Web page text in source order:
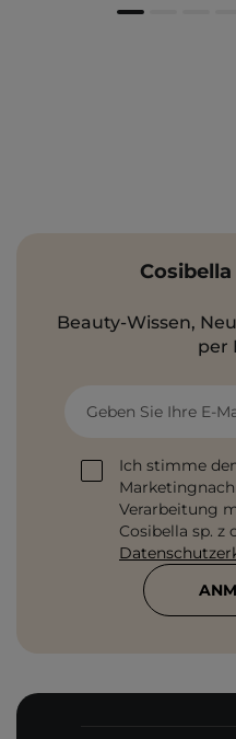
Beauty-Wissen,
per
Geben Sie Ihre E-
Ich stimme
Verarbeitung
Cosibella sp. z